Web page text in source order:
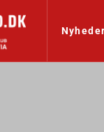
Nyheder